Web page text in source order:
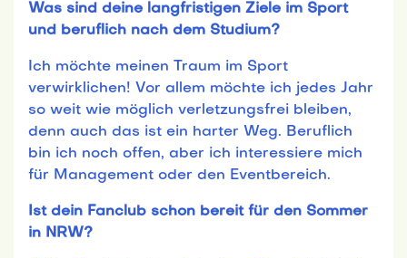
Was sind deine langfristigen Ziele im Sport
und beruflich nach dem Studium?
Ich möchte meinen Traum im Sport
verwirklichen! Vor allem möchte ich jedes Jahr
so weit wie möglich verletzungsfrei bleiben,
denn auch das ist ein harter Weg. Beruflich
bin ich noch offen, aber ich interessiere mich
für Management oder den Eventbereich.
Ist dein Fanclub schon bereit für den Sommer
in NRW?